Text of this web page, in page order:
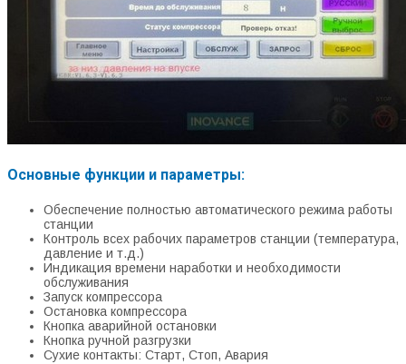
Основные функции и параметры:
Обеспечение полностью автоматического режима работы
станции
Контроль всех рабочих параметров станции (температура,
давление и т.д.)
Индикация времени наработки и необходимости
обслуживания
Запуск компрессора
Остановка компрессора
Кнопка аварийной остановки
Кнопка ручной разгрузки
Сухие контакты: Старт, Стоп, Авария